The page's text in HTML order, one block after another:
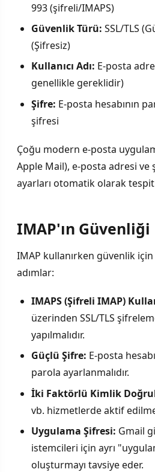
993 (şifreli/IMAPS)
Güvenlik Türü: SSL/TLS
(Şifresiz)
Kullanıcı Adı: E-posta
genellikle gereklidir)
Şifre: E-posta hesabının
şifresi
Çoğu modern e-posta
Apple Mail), e-posta adresi
ayarları otomatik olarak tespit
IMAP'ın Güvenliği
IMAP kullanırken güvenlik için
adımlar:
IMAPS (Şifreli IMAP)
üzerinden SSL/TLS
yapılmalıdır.
Güçlü Şifre: E-posta
parola ayarlanmalıdır.
İki Faktörlü Kimlik
vb. hizmetlerde aktif
Uygulama Şifresi: Gmail
istemcileri için ayrı
oluşturmayı tavsiye eder.